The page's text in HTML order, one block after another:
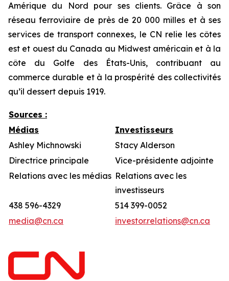
Amérique du Nord pour ses clients. Grâce à son
réseau ferroviaire de près de 20 000 milles et à ses
services de transport connexes, le CN relie les côtes
est et ouest du Canada au Midwest américain et à la
côte du Golfe des États-Unis, contribuant au
commerce durable et à la prospérité des collectivités
qu’il dessert depuis 1919.
Sources :
Médias
Investisseurs
Ashley Michnowski
Stacy Alderson
Directrice principale
Vice-présidente adjointe
Relations avec les médias Relations avec les
investisseurs
438 596-4329
514 399-0052
media@cn.ca
investor.relations@cn.ca